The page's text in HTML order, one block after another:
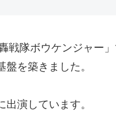
戦隊ボウケンジャー
を築きました。
演しています。